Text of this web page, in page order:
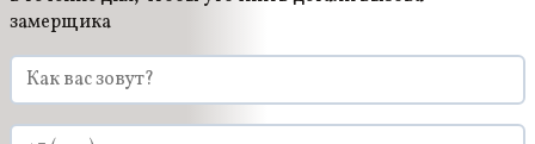
замерщика